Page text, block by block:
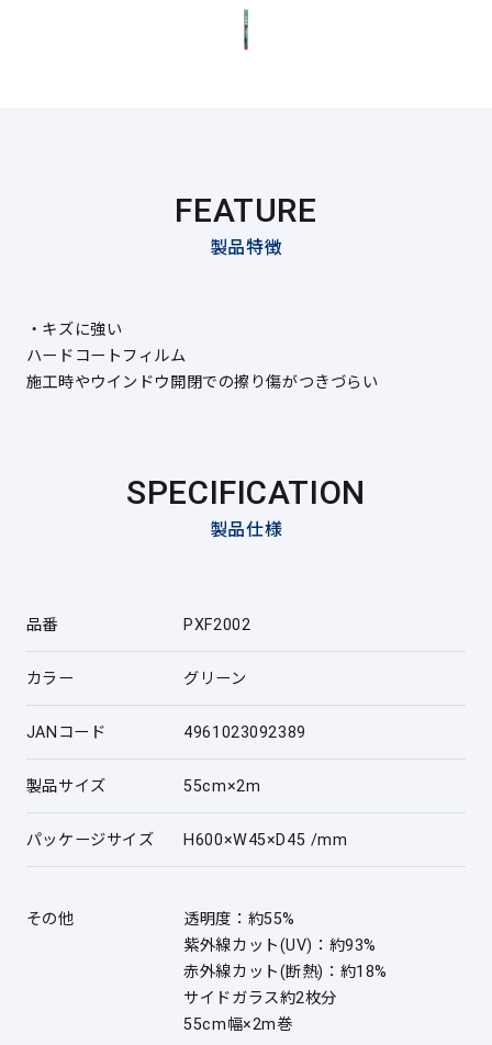
FEATURE
製品特徴
・キズに強い
ハードコートフィルム
施工時やウインドウ開閉での擦り傷がつきづらい
SPECIFICATION
製品仕様
品番 PXF2002
カラー グリーン
JANコード 4961023092389
製品サイズ 55cm×2m
パッケージサイズ H600×W45×D45 /mm
その他
透明度：約55%
紫外線カット(UV)：約93%
赤外線カット(断熱)：約18%
サイドガラス約2枚分
55cm幅×2m巻